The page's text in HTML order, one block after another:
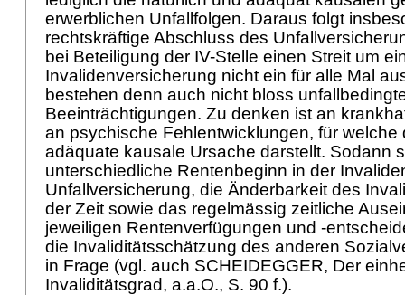
erwerblichen Unfallfolgen. Daraus folgt
rechtskräftige Abschluss des
bei Beteiligung der IV-Stelle einen Streit um
Invalidenversicherung nicht ein für alle Mal
bestehen denn auch nicht bloss
Beeinträchtigungen. Zu denken ist an
an psychische Fehlentwicklungen, für welche
adäquate kausale Ursache darstellt. Sodann
unterschiedliche Rentenbeginn in der
Unfallversicherung, die Änderbarkeit des
der Zeit sowie das regelmässig zeitliche
jeweiligen Rentenverfügungen und -
die Invaliditätsschätzung des anderen
in Frage (vgl. auch SCHEIDEGGER, Der
Invaliditätsgrad, a.a.O., S. 90 f.).